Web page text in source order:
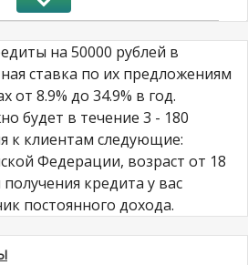
на 50000 рублей в
ставка по их предложениям
от 8.9% до 34.9% в год.
будет в течение 3 - 180
к клиентам следующие:
Федерации, возраст от 18
кредита у вас
постоянного дохода.